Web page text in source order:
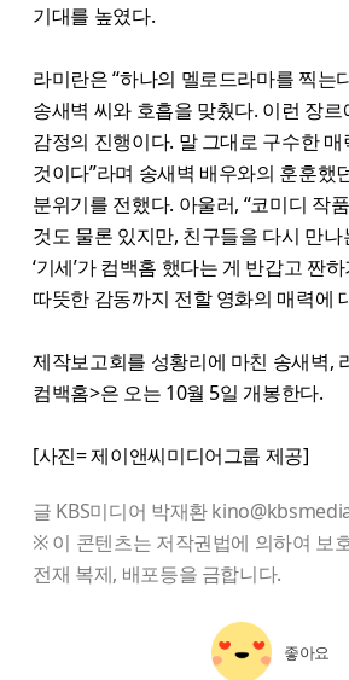
기대를 높였다.
라미란은 “하나의 멜로드라마를 찍는
송새벽 씨와 호흡을 맞췄다. 이런 장
감정의 진행이다. 말 그대로 구수한
것이다”라며 송새벽 배우와의 훈훈했
분위기를 전했다. 아울러, “코미디 작
것도 물론 있지만, 친구들을 다시 만
‘기세’가 컴백홈 했다는 게 반갑고 짠
따뜻한 감동까지 전할 영화의 매력에
제작보고회를 성황리에 마친 송새벽,
컴백홈>은 오는 10월 5일 개봉한다.
[사진= 제이앤씨미디어그룹 제공]
글 KBS미디어 박재환
※ 이 콘텐츠는 저작권법에 의하여 보
전재 복제, 배포등을 금합니다.
좋아요